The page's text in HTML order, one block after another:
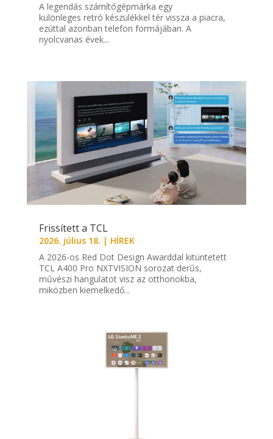
A legendás számítógépmárka egy
különleges retró készülékkel tér vissza a piacra,
ezúttal azonban telefon formájában. A
nyolcvanas évek...
Frissített a TCL
2026. július 18. | HÍREK
A 2026-os Red Dot Design Awarddal kitüntetett
TCL A400 Pro NXTVISION sorozat derűs,
művészi hangulatot visz az otthonokba,
miközben kiemelkedő...